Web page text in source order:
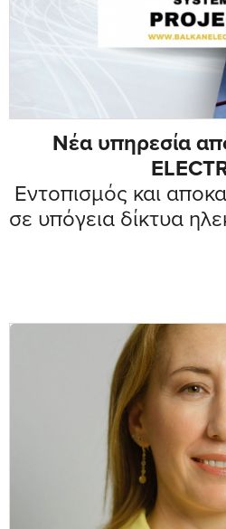
Νέα υπηρεσία
Εντοπισμός και
σε υπόγεια δίκτυα